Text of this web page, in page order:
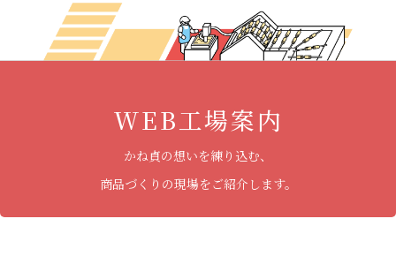
WEB工場案内
かね貞の想いを練り込む、
商品づくりの現場をご紹介します。